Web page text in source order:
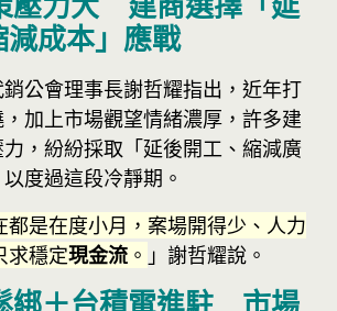
成本」應戰
公會理事長謝哲耀指出，近年打
加上市場觀望情緒濃厚，許多建
，紛紛採取「延後開工、縮減廣
度過這段冷靜期。
都是在度小月，案場開得少、人力
求穩定現金流 。 」謝哲耀說。